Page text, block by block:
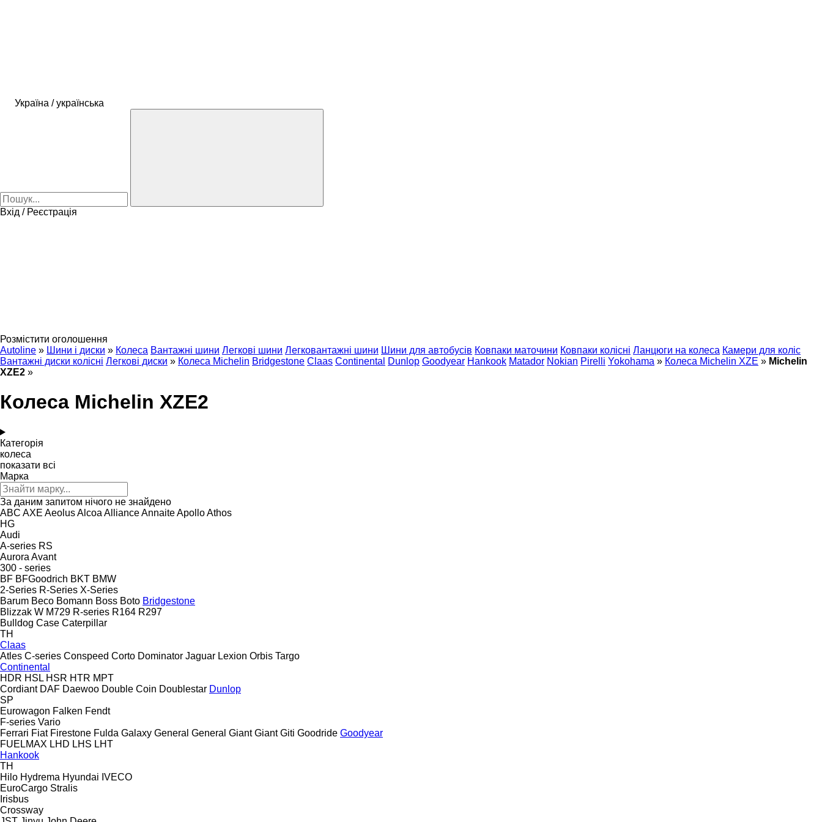
Україна / українська
Вхід / Реєстрація
Розмістити оголошення
Autoline » Шини і диски » Колеса Вантажні шини Легкові шини Легковантажні шини Шини для автобусів Ковпаки маточини Ковпаки колісні Ланцюги на колеса Камери для коліс
Вантажні диски колісні Легкові диски » Колеса Michelin Bridgestone Claas Continental Dunlop Goodyear Hankook Matador Nokian Pirelli Yokohama » Колеса Michelin XZE » Michelin
XZE2 »
Колеса Michelin XZE2
Категорія
колеса
показати всі
Марка
За даним запитом нічого не знайдено
ABC AXE AeolusAlcoa AllianceAnnaiteApolloAthos
HG
Audi
A-series RS
Aurora Avant
300 - series
BF BFGoodrich BKT BMW
2-Series R-Series X-Series
Barum Beco Bomann Boss Boto Bridgestone
Blizzak W M729 R-series R164 R297
Bulldog Case Caterpillar
TH
Claas
Atles C-series Conspeed Corto Dominator Jaguar Lexion Orbis Targo
Continental
HDR HSL HSR HTR MPT
Cordiant DAF Daewoo Double Coin Doublestar Dunlop
SP
Eurowagon Falken Fendt
F-series Vario
Ferrari Fiat Firestone Fulda Galaxy General General Giant Giant Giti Goodride Goodyear
FUELMAX LHD LHS LHT
Hankook
TH
Hilo Hydrema Hyundai IVECO
EuroCargo Stralis
Irisbus
Crossway